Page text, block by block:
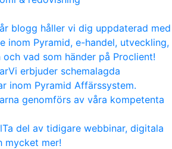
blogg håller vi dig uppdaterad med
inom Pyramid, e-handel, utveckling,
och vad som händer på Proclient!
Vi erbjuder schemalagda
inom Pyramid Affärssystem.
genomförs av våra kompetenta
Ta del av tidigare webbinar, digitala
mycket mer!